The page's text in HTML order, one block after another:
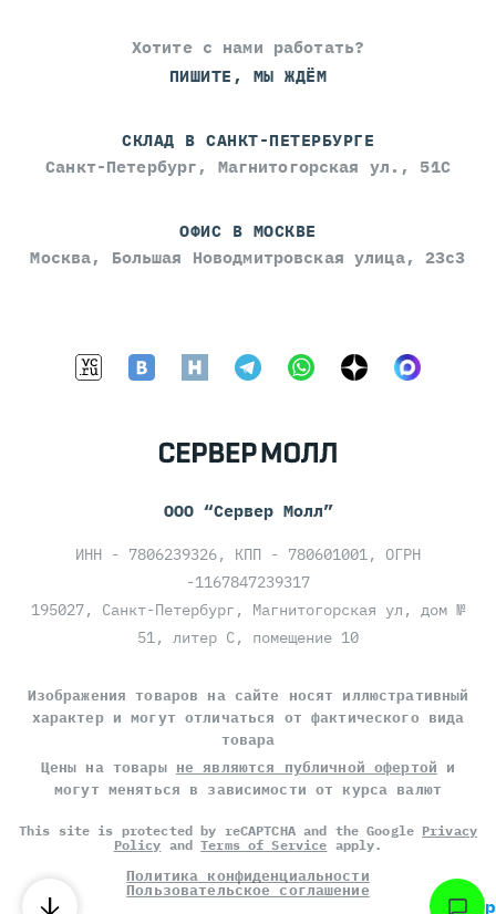
Хотите с нами работать?
ПИШИТЕ, МЫ ЖДЁМ
СКЛАД В САНКТ-ПЕТЕРБУРГЕ
Санкт-Петербург, Магнитогорская ул., 51С
ОФИС В МОСКВЕ
Москва, Большая Новодмитровская улица, 23с3
ООО “Сервер Молл”
ИНН - 7806239326, КПП - 780601001, ОГРН
-1167847239317
195027, Санкт-Петербург, Магнитогорская ул, дом №
51, литер С, помещение 10
Изображения товаров на сайте носят иллюстративный
характер и могут отличаться от фактического вида
товара
Цены на товары не являются публичной офертой и
могут меняться в зависимости от курса валют
This site is protected by reCAPTCHA and the Google Privacy
Policy andTerms of Service apply.
Политика конфиденциальности
Пользовательское соглашение